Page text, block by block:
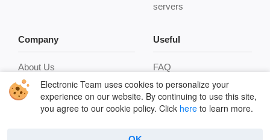
servers
Company
About Us
Reviews
Contacts
Useful
FAQ
Connect to FTP
How to use FTP on Mac
Electronic Team uses cookies to personalize your
experience on our website. By continuing to use this site,
you agree to our cookie policy. Click here to learn more.